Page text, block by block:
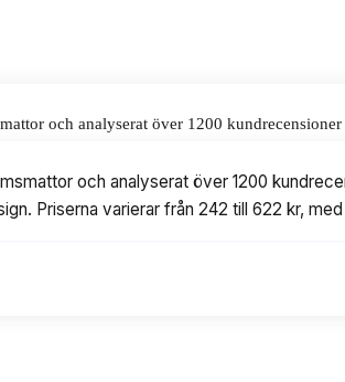
och analyserat över 1200
och analyserat över 1200
Priserna varierar från 242 till 622 kr,